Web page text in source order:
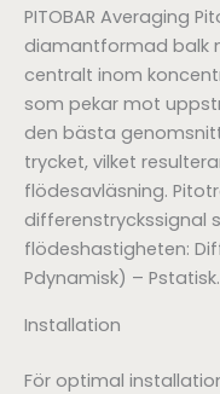
PITOBAR Averaging
diamantformad balk
centralt inom
som pekar mot
den bästa
trycket, vilket
flödesavläsning.
differenstryckssignal
flödeshastigheten:
Pdynamisk) – Pstatisk.
Installation
För optimal